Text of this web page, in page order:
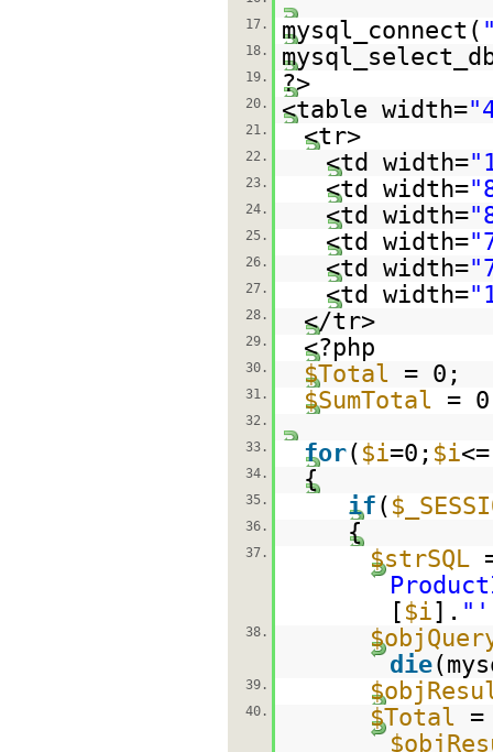
17.
mysql_connect(
18.
19. ?>
20. <table width=
21. <tr>
22. <td width=
23. <td width=
24. <td width=
25. <td width=
26. <td width=
27. <td width=
28. </tr>
29. <?php
30. $Total = 0;
31. $SumTotal =
32.
33.
for( $i=0; $i
34. {
35. if (
36. {
37. $strSQL
[ $i].
38.
die
39.
40. $Total